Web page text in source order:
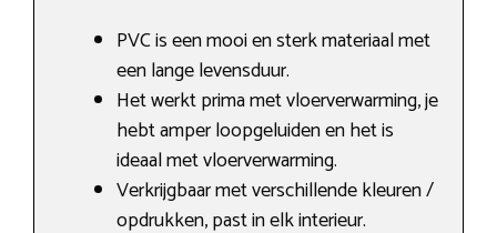
PVC is een mooi en sterk materiaal met
een lange levensduur.
Het werkt prima met vloerverwarming, je
hebt amper loopgeluiden en het is
ideaal met vloerverwarming.
Verkrijgbaar met verschillende kleuren /
opdrukken, past in elk interieur.